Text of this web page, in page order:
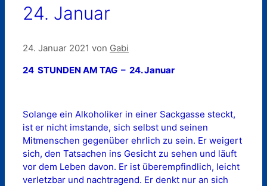
24. Januar
24. Januar 2021 von Gabi
24 STUNDEN AM TAG – 24. Januar
Solange ein Alkoholiker in einer Sackgasse steckt,
ist er nicht imstande, sich selbst und seinen
Mitmenschen gegenüber ehrlich zu sein. Er weigert
sich, den Tatsachen ins Gesicht zu sehen und läuft
vor dem Leben davon. Er ist überempfindlich, leicht
verletzbar und nachtragend. Er denkt nur an sich